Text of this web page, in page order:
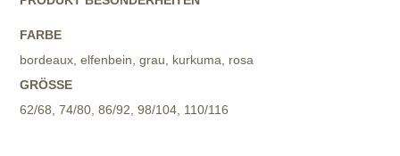
FARBE
bordeaux, elfenbein, grau, kurkuma, rosa
GRÖSSE
62/68, 74/80, 86/92, 98/104, 110/116